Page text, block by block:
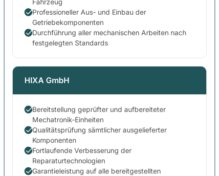
Fahrzeug
Professioneller Aus- und Einbau der
Getriebekomponenten
Durchführung aller mechanischen Arbeiten nach
festgelegten Standards
HIXA GmbH
Bereitstellung geprüfter und aufbereiteter
Mechatronik-Einheiten
Qualitätsprüfung sämtlicher ausgelieferter
Komponenten
Fortlaufende Verbesserung der
Reparaturtechnologien
Garantieleistung auf alle bereitgestellten